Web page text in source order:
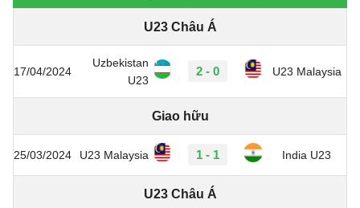
U23 Châu Á
17/04/2024
Uzbekistan
U23
2 - 0 U23 Malaysia
Giao hữu
25/03/2024 U23 Malaysia 1 - 1 India U23
U23 Châu Á